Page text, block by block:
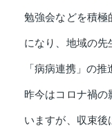
勉強会などを積極
になり、地域の先
「病病連携」の推
昨今はコロナ禍の
いますが、収束後